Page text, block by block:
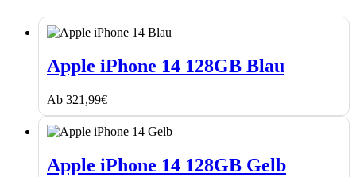
iPhone
14
Blau
Apple iPhone 14 128GB Blau
Ab 321,99€
iPhone
14
Apple iPhone 14 128GB Gelb